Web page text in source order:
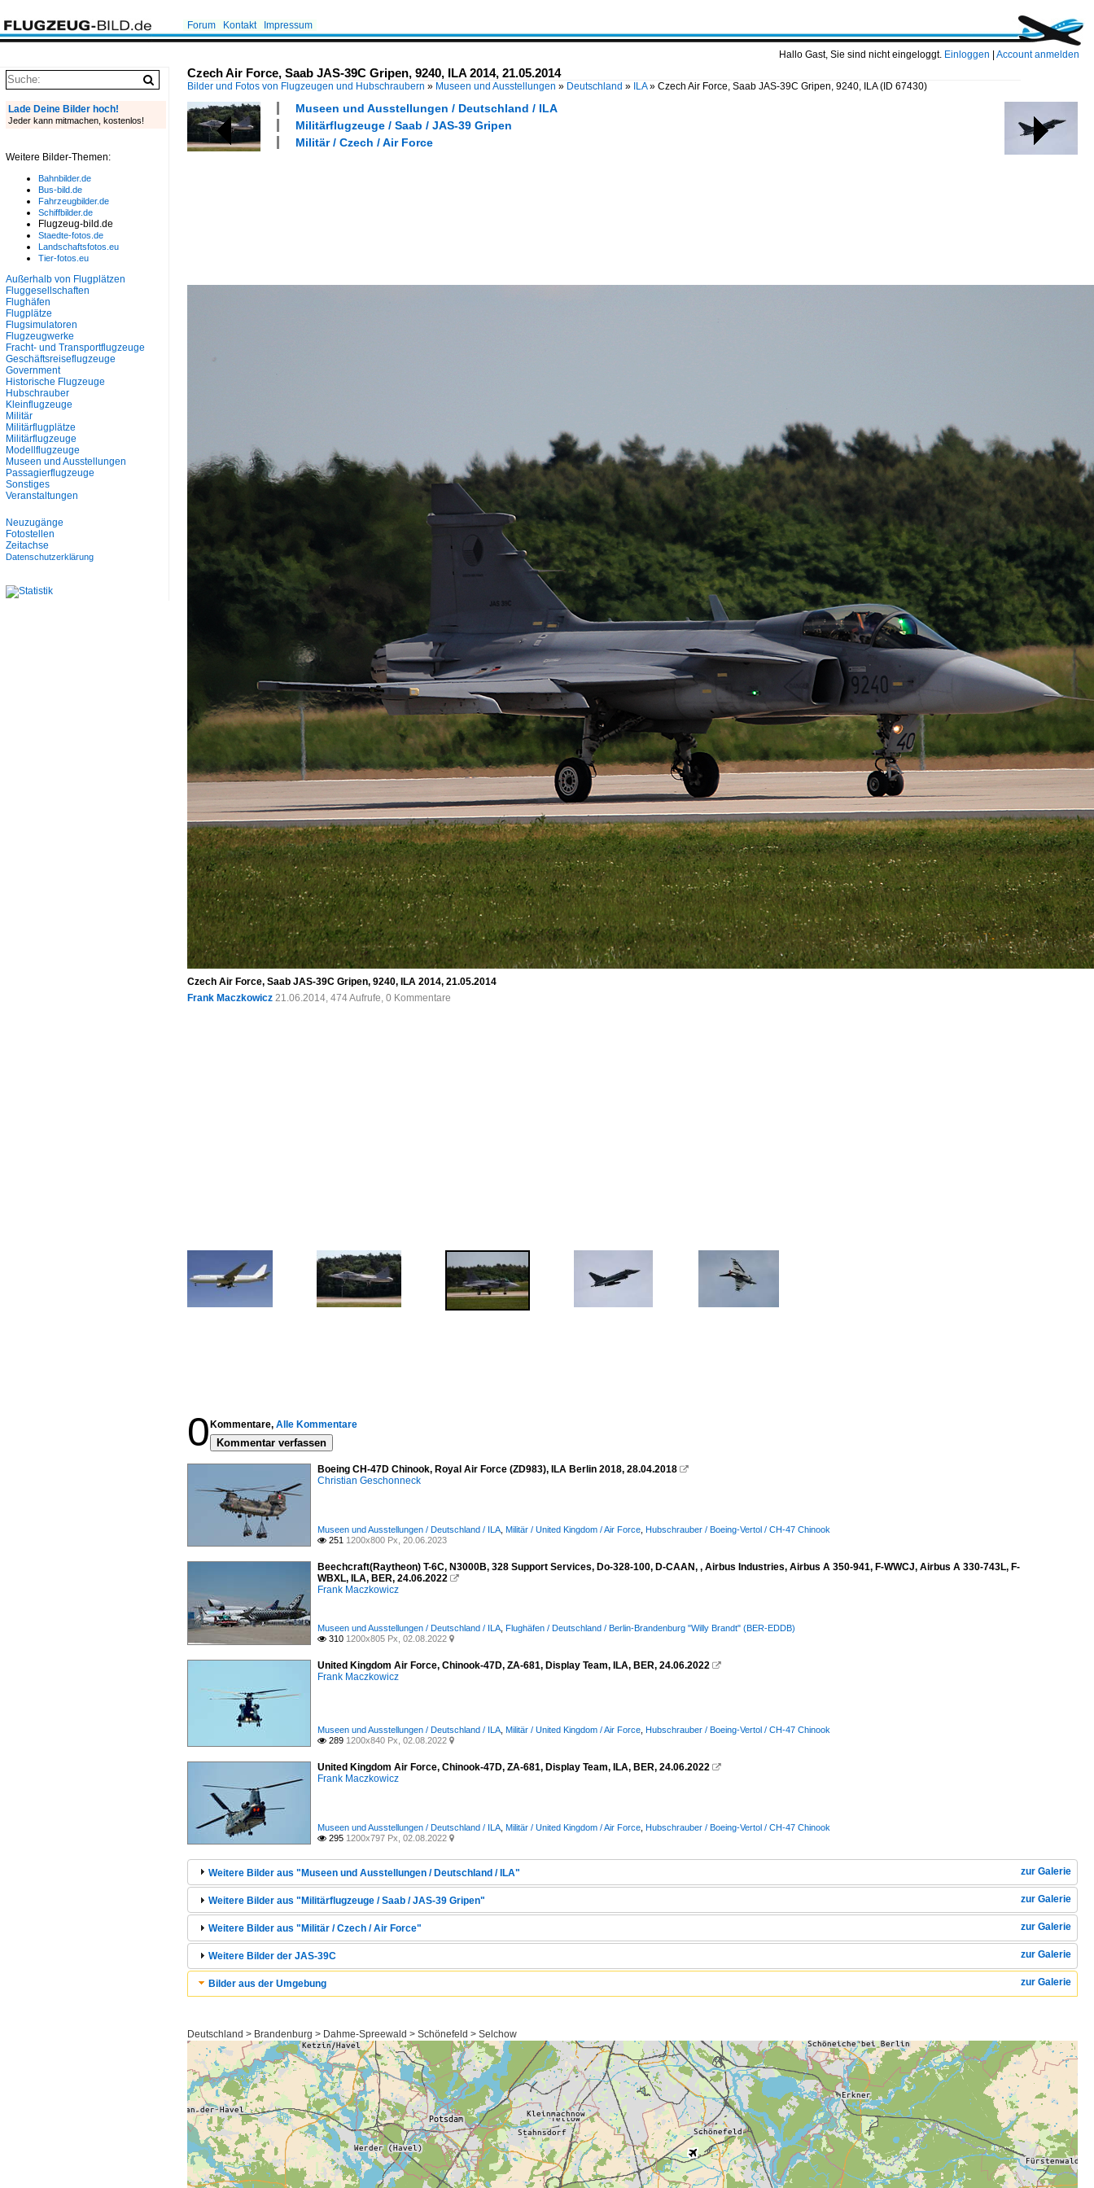
Hallo Gast, Sie sind nicht eingeloggt. Einloggen Account anmelden
Forum Kontakt Impressum
Czech Air Force, Saab JAS-39C Gripen, 9240, ILA 2014, 21.05.2014
Bilder und Fotos von Flugzeugen und Hubschraubern » Museen und Ausstellungen » Deutschland » ILA» Czech Air Force, Saab JAS-39C Gripen, 9240, ILA(ID 67430)
Museen und Ausstellungen / Deutschland / ILA
Militärflugzeuge / Saab / JAS-39 Gripen
Militär / Czech / Air Force
Czech Air Force, Saab JAS-39C Gripen, 9240, ILA 2014, 21.05.2014
Frank Maczkowicz 21.06.2014, 474 Aufrufe, 0 Kommentare
0 Kommentare, Alle Kommentare
Kommentar verfassen
Boeing CH-47D Chinook, Royal Air Force (ZD983), ILA Berlin 2018, 28.04.2018 
Christian Geschonneck
Museen und Ausstellungen / Deutschland / ILA Militär / United Kingdom / Air Force Hubschrauber / Boeing-Vertol / CH-47 Chinook
 251 1200x800 Px, 20.06.2023
Beechcraft(Raytheon) T-6C, N3000B, 328 Support Services, Do-328-100, D-CAAN, , Airbus Industries, Airbus A 350-941, F-WWCJ, Airbus A 330-743L, F-
WBXL, ILA, BER, 24.06.2022 
Frank Maczkowicz
Museen und Ausstellungen / Deutschland / ILA Flughäfen / Deutschland / Berlin-Brandenburg "Willy Brandt" (BER-EDDB)
 310 1200x805 Px, 02.08.2022 
United Kingdom Air Force, Chinook-47D, ZA-681, Display Team, ILA, BER, 24.06.2022 
Frank Maczkowicz
Museen und Ausstellungen / Deutschland / ILA Militär / United Kingdom / Air Force Hubschrauber / Boeing-Vertol / CH-47 Chinook
 289 1200x840 Px, 02.08.2022 
United Kingdom Air Force, Chinook-47D, ZA-681, Display Team, ILA, BER, 24.06.2022 
Frank Maczkowicz
Museen und Ausstellungen / Deutschland / ILA Militär / United Kingdom / Air Force Hubschrauber / Boeing-Vertol / CH-47 Chinook
 295 1200x797 Px, 02.08.2022 
zur Galerie
Weitere Bilder aus "Museen und Ausstellungen / Deutschland / ILA"
zur Galerie
Weitere Bilder aus "Militärflugzeuge / Saab / JAS-39 Gripen"
zur Galerie
Weitere Bilder aus "Militär / Czech / Air Force"
zur Galerie
Weitere Bilder der JAS-39C
zur Galerie
Bilder aus der Umgebung
Deutschland > Brandenburg > Dahme-Spreewald > Schönefeld > Selchow
Lade Deine Bilder hoch!
Jeder kann mitmachen, kostenlos!
Weitere Bilder-Themen:
Bahnbilder.de
Bus-bild.de
Fahrzeugbilder.de
Schiffbilder.de
Flugzeug-bild.de
Staedte-fotos.de
Landschaftsfotos.eu
Tier-fotos.eu
Außerhalb von Flugplätzen
Fluggesellschaften
Flughäfen
Flugplätze
Flugsimulatoren
Flugzeugwerke
Fracht- und Transportflugzeuge
Geschäftsreiseflugzeuge
Government
Historische Flugzeuge
Hubschrauber
Kleinflugzeuge
Militär
Militärflugplätze
Militärflugzeuge
Modellflugzeuge
Museen und Ausstellungen
Passagierflugzeuge
Sonstiges
Veranstaltungen
Neuzugänge
Fotostellen
Zeitachse
Datenschutzerklärung